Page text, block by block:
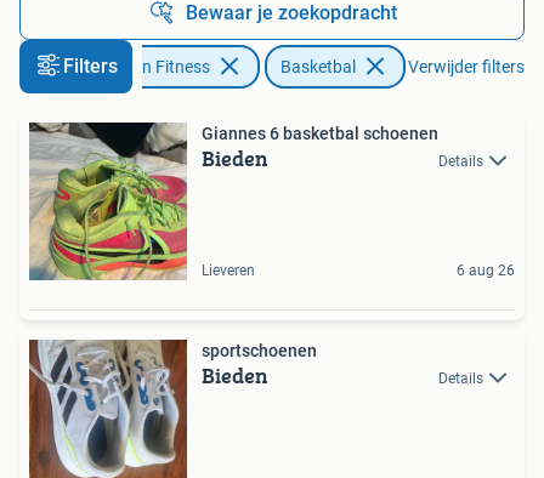
Bewaar je zoekopdracht
FiltersSport en Fitness Basketbal Verwijder filters
Giannes 6 basketbal schoenen
Bieden Details
Lieveren 6 aug 26
sportschoenen
Bieden Details